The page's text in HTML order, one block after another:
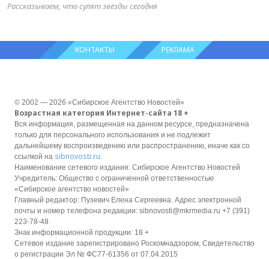
Рассказываем, что сулят звёзды сегодня
КОНТАКТЫ РЕКЛАМА
© 2002 — 2026 «Сибирское Агентство Новостей»
Возрастная категория Интернет-сайта 18 +
Вся информация, размещенная на данном ресурсе, предназначена
только для персонального использования и не подлежит
дальнейшему воспроизведению или распространению, иначе как со
ссылкой на sibnovosti.ru.
Наименование сетевого издания: Сибирское Агентство Новостей
Учредитель: Общество с ограниченной ответственностью
«Сибирское агентство новостей»
Главный редактор: Пузевич Елена Сергеевна. Адрес электронной
почты и номер телефона редакции: sibnovosti@mkrmedia.ru +7 (391)
223-78-48
Знак информационной продукции: 18 +
Сетевое издание зарегистрировано Роскомнадзором, Свидетельство
о регистрации Эл № ФС77-61356 от 07.04.2015